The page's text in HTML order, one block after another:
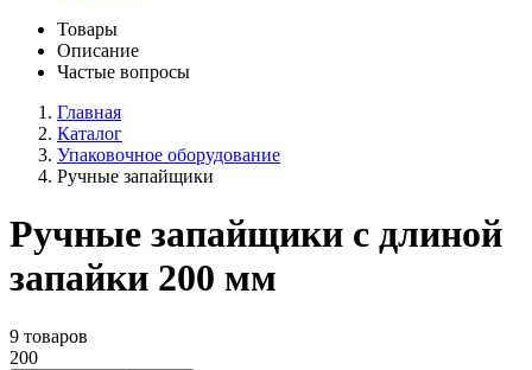
Товары
Описание
Частые вопросы
Главная
Каталог
Упаковочное оборудование
Ручные запайщики
Ручные запайщики с длиной
запайки 200 мм
9 товаров
200